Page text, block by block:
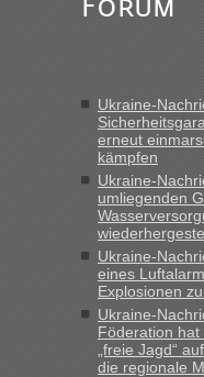
Alleinreisende Männer
Milliarden aufgedeckt
„Kein Zoll. Du musst an
und du nicht damit
Originalverpackt ist und
keine Probleme geben“
Recht, Visa und
gebrauchter Kleidung
„Hallo Leute, ich weiß
Anfrage. Ich möchte 4
Straßen Kleidung bei
mitnehmen. Es ist
Ukraine-
erneut
kämpfen
Ukraine-
umliegenden
Ukraine-
eines
Explosionen
Ukraine-
Föderation
„freie Jagd“
die regionale